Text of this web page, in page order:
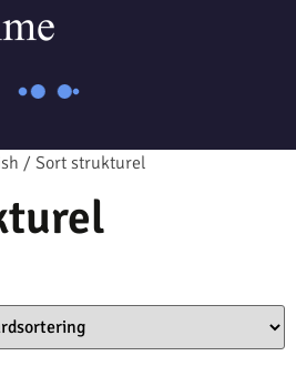
/ Sort strukturel